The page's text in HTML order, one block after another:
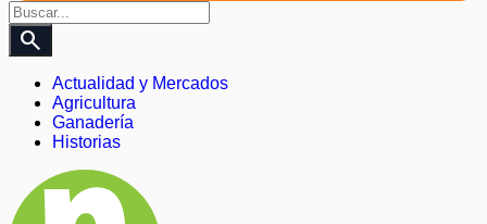
search
Actualidad y Mercados
Agricultura
Ganadería
Historias